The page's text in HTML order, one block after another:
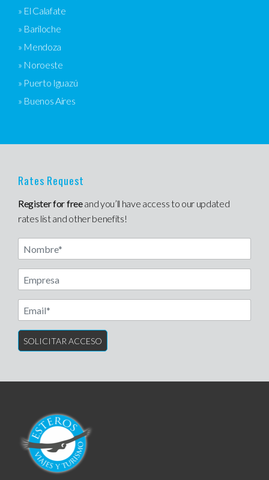
» El Calafate
» Bariloche
» Mendoza
» Noroeste
» Puerto Iguazú
» Buenos Aires
Rates Request
Register for freeand you’ll have access to our updated
rates list and other benefits!
Nombre
Another label